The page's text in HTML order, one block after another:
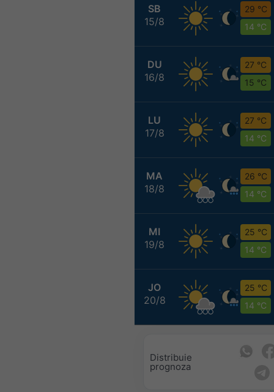
SB
15/8
29 °C
14 °C
DU
16/8
27 °C
15 °C
LU
17/8
27 °C
14 °C
MA
18/8
26 °C
14 °C
MI
19/8
25 °C
14 °C
JO
20/8
25 °C
14 °C
Distribuie
prognoza